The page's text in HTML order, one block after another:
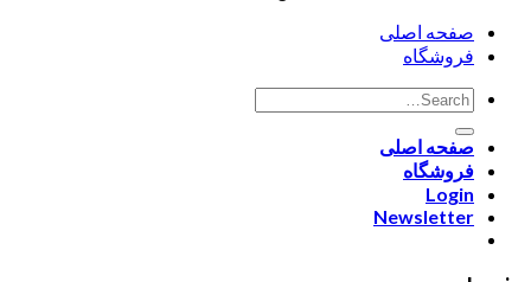
صفحه اصلی
فروشگاه
صفحه اصلی
فروشگاه
Login
Newsletter